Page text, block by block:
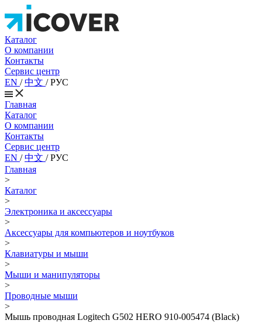
Каталог
О компании
Контакты
Сервис центр
EN /中文 /РУС
Главная
Каталог
О компании
Контакты
Сервис центр
EN /中文 /РУС
Главная
>
Каталог
>
Электроника и аксессуары
>
Аксессуары для компьютеров и ноутбуков
>
Клавиатуры и мыши
>
Мыши и манипуляторы
>
Проводные мыши
>
Мышь проводная Logitech G502 HERO 910-005474 (Black)